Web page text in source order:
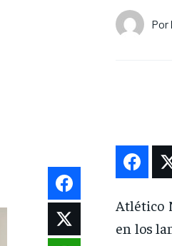
Por
Atlético
en los